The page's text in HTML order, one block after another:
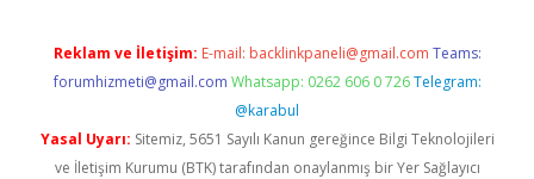
Reklam ve İletişim: E-mail: backlinkpaneli@gmail.com Teams:
forumhizmeti@gmail.com Whatsapp: 0262 606 0 726 Telegram:
@karabul
Yasal Uyarı: Sitemiz, 5651 Sayılı Kanun gereğince Bilgi Teknolojileri
ve İletişim Kurumu (BTK) tarafından onaylanmış bir Yer Sağlayıcı